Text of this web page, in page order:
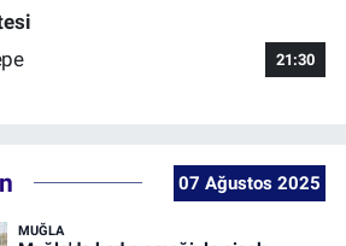
21:30
07 Ağustos 2025
MUĞLA